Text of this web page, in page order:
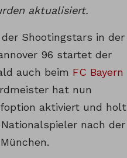
aktualisiert.
Shootingstars in der
96 startet der
auch beim FC Bayern
hat nun
aktiviert und holt
nach der